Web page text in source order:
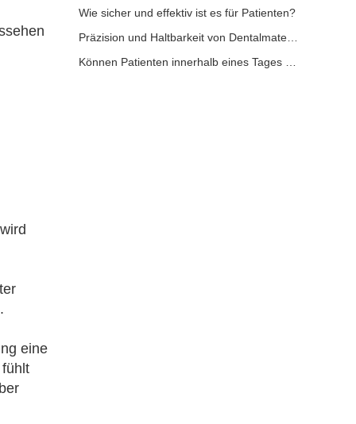
eine
Wie sicher und effektiv ist es für Patienten?
Präzision und Haltbarkeit von Dentalmaterialien
Können Patienten innerhalb eines Tages wieder lächeln?